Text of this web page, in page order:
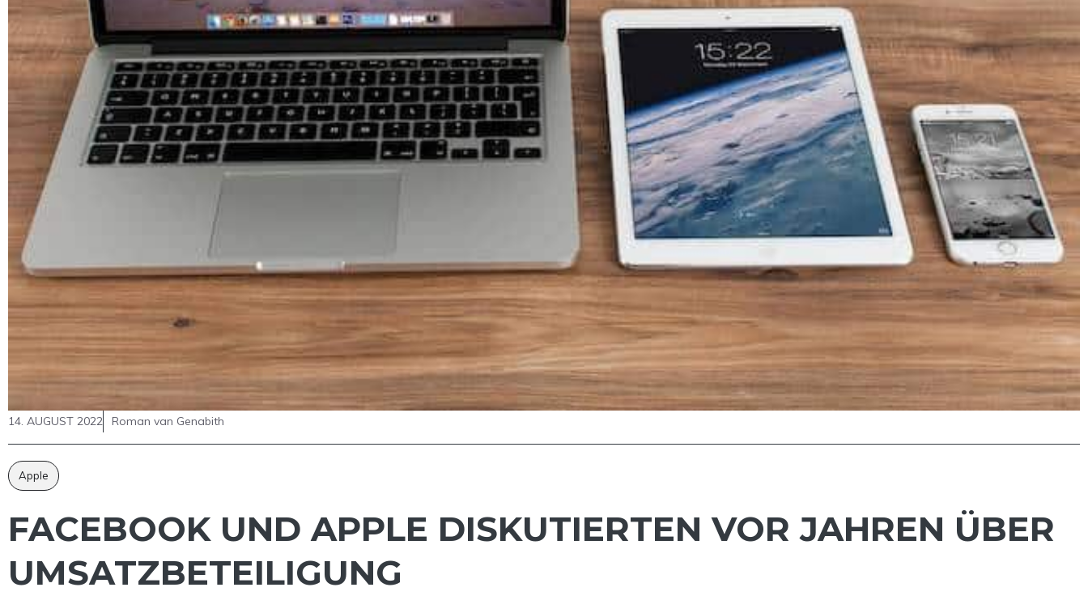
14. AUGUST 2022 Roman van Genabith
Apple
FACEBOOK UND APPLE DISKUTIERTEN VOR JAHREN ÜBER
UMSATZBETEILIGUNG